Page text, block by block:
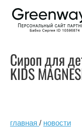
Сироп для
KIDS
главная / новости